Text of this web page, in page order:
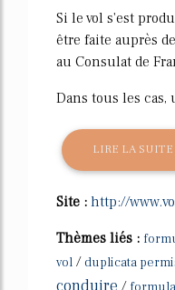
Si le vol s'est
être faite auprès
au Consulat de
Dans tous les
LIRE LA SUITE
Site : http://
Thèmes liés :
vol / duplicata
conduire /